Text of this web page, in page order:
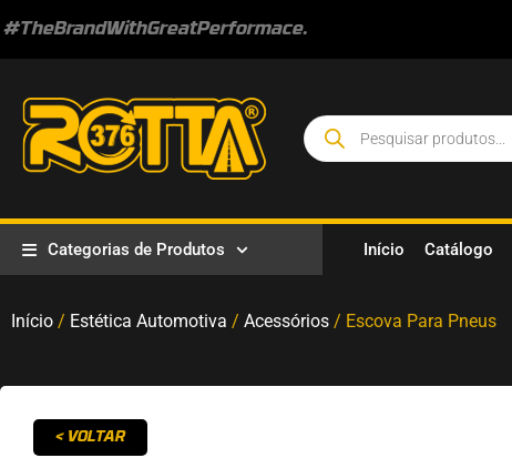
#TheBrandWithGreatPerformace.
Categorias de Produtos Início Catálogo
Início / Estética Automotiva / Acessórios / Escova Para Pneus
< VOLTAR